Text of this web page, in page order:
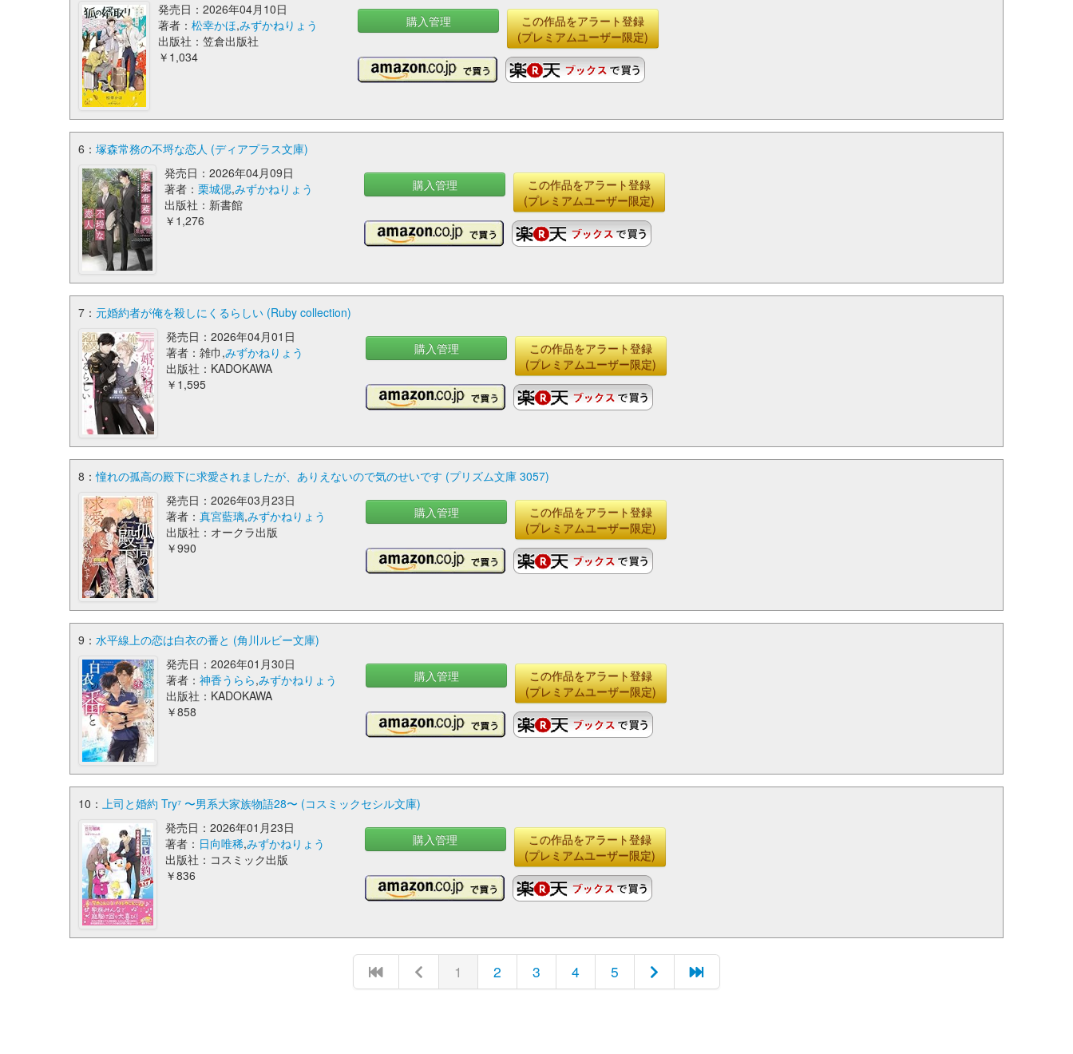
発売日：2026年04月10日
著者： 松幸かほ,みずかねりょう
出版社：笠倉出版社
￥1,034
購入管理
この作品をアラート登録
(プレミアムユーザー限定)
6： 塚森常務の不埒な恋人 (ディアプラス文庫)
発売日：2026年04月09日
著者： 栗城偲,みずかねりょう
出版社：新書館
￥1,276
購入管理
この作品をアラート登録
(プレミアムユーザー限定)
7： 元婚約者が俺を殺しにくるらしい (Ruby collection)
発売日：2026年04月01日
著者：雑巾,みずかねりょう
出版社：KADOKAWA
￥1,595
購入管理
この作品をアラート登録
(プレミアムユーザー限定)
8：憧れの孤高の殿下に求愛されましたが、ありえないので気のせいです (プリズム文庫 3057)
発売日：2026年03月23日
著者：真宮藍璃,みずかねりょう
出版社：オークラ出版
￥990
購入管理
この作品をアラート登録
(プレミアムユーザー限定)
9： 水平線上の恋は白衣の番と (角川ルビー文庫)
発売日：2026年01月30日
著者：神香うらら,みずかねりょう
出版社：KADOKAWA
￥858
購入管理
この作品をアラート登録
(プレミアムユーザー限定)
10： 上司と婚約 Try⁷ 〜男系大家族物語28〜 (コスミックセシル文庫)
発売日：2026年01月23日
著者： 日向唯稀,みずかねりょう
出版社：コスミック出版
￥836
購入管理
この作品をアラート登録
(プレミアムユーザー限定)
1 2 3 4 5